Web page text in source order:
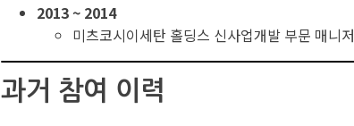
2013 ~ 2014
미츠코시이세탄 홀딩스 신사업개발 부문 매니저
과거 참여 이력